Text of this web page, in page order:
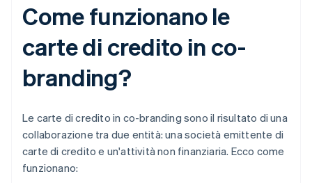
Come funzionano le
carte di credito in co-
branding?
Le carte di credito in co-branding sono il risultato di una
collaborazione tra due entità: una società emittente di
carte di credito e un'attività non finanziaria. Ecco come
funzionano: